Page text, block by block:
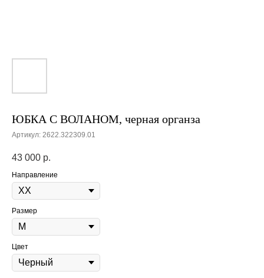
ЮБКА С ВОЛАНОМ, черная органза
Артикул: 2622.322309.01
43 000 р.
Направление
Размер
Цвет